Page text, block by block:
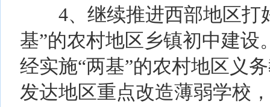
4、继续推进西部地区打
基”的农村地区乡镇初中建
经实施“两基”的农村地区义
发达地区重点改造薄弱学校